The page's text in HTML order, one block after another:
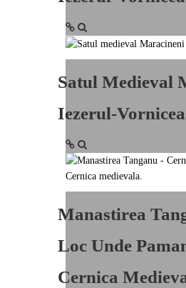
Satul Medieval
Iezerul-
Manastirea
Loc Unde
Cernica